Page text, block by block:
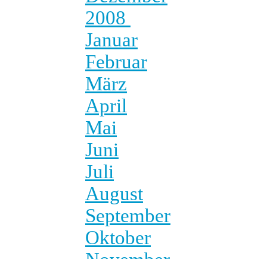
2008
Januar
Februar
März
April
Mai
Juni
Juli
August
September
Oktober